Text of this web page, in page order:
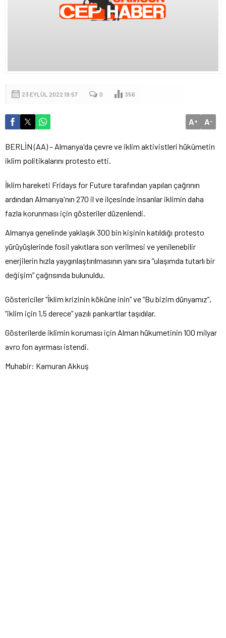
23 EYLÜL 2022 19:57 0 356
A+ A-
BERLİN (AA) – Almanya'da çevre ve iklim aktivistleri hükûmetin
iklim politikalarını protesto etti.
İklim hareketi Fridays for Future tarafından yapılan çağrının
ardından Almanya'nın 270 il ve ilçesinde insanlar iklimin daha
fazla korunması için gösteriler düzenlendi.
Almanya genelinde yaklaşık 300 bin kişinin katıldığı protesto
yürüyüşlerinde fosil yakıtlara son verilmesi ve yenilenebilir
enerjilerin hızla yaygınlaştırılmasının yanı sıra “ulaşımda tutarlı bir
değişim” çağrısında bulunuldu.
Göstericiler “İklim krizinin köküne inin” ve “Bu bizim dünyamız”,
“iklim için 1,5 derece” yazılı pankartlar taşıdılar.
Gösterilerde iklimin koruması için Alman hükumetinin 100 milyar
avro fon ayırması istendi.
Muhabir: Kamuran Akkuş